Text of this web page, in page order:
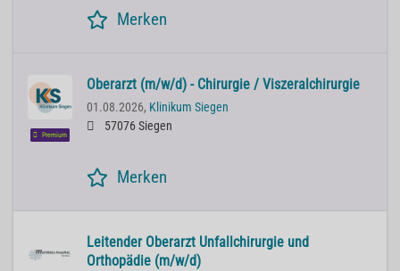
Merken
Premium
Oberarzt (m/w/d) - Chirurgie / Viszeralchirurgie
01.08.2026, Klinikum Siegen
57076 Siegen
Merken
Leitender Oberarzt Unfallchirurgie und
Orthopädie (m/w/d)